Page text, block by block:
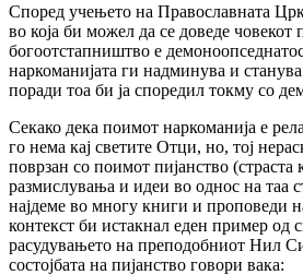
Според учењето на Православната
во која би можел да се доведе човекот
богоотстапништво е
наркоманијата ги надминува и
поради тоа би ја споредил токму со
Секако дека поимот наркоманија е
го нема кај светите Oтци, но, тој
поврзан со поимот пијанство
размислувања и идеи во однос на таа
најдеме во многу книги и проповеди
контекст би истакнал еден пример од
расудувањето на преподобниот Нил
состојбата на пијанство говори вака: